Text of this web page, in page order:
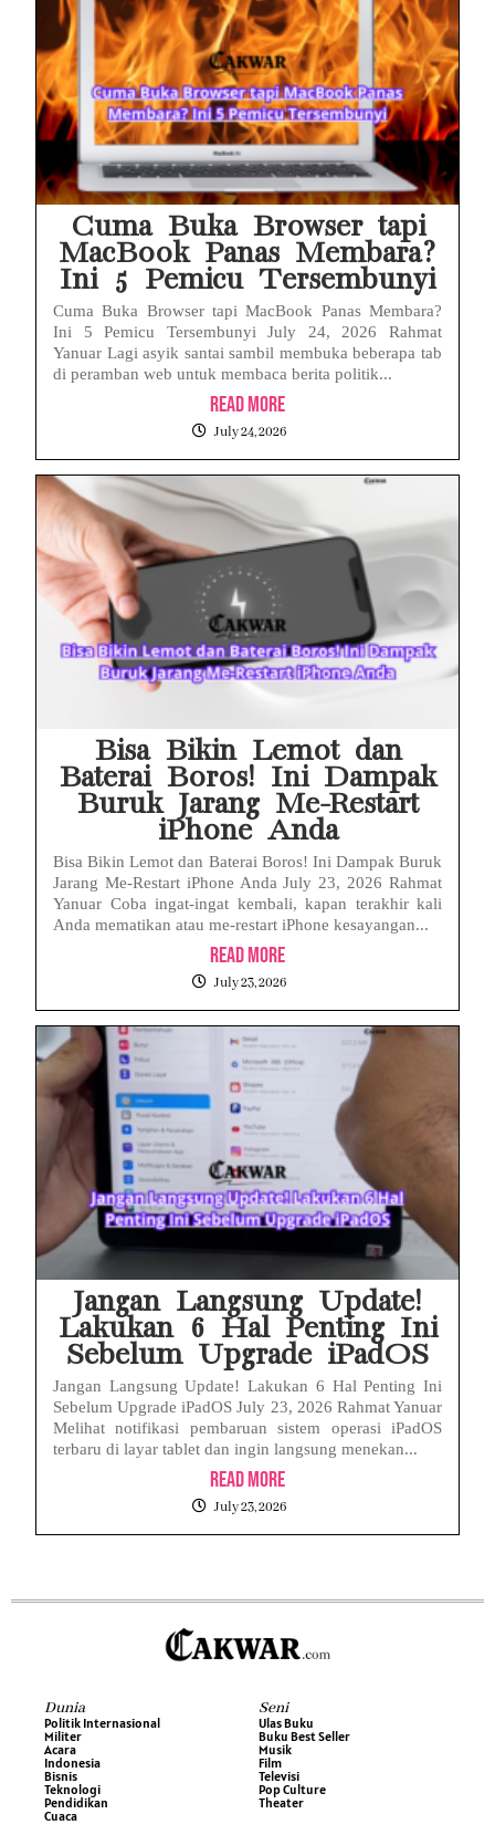
Cuma Buka Browser tapi
MacBook Panas Membara?
Ini 5 Pemicu Tersembunyi
Cuma Buka Browser tapi MacBook Panas Membara?
Ini 5 Pemicu Tersembunyi July 24, 2026 Rahmat
Yanuar Lagi asyik santai sambil membuka beberapa tab
di peramban web untuk membaca berita politik...
Read More
July 24, 2026
Bisa Bikin Lemot dan
Baterai Boros! Ini Dampak
Buruk Jarang Me-Restart
iPhone Anda
Bisa Bikin Lemot dan Baterai Boros! Ini Dampak Buruk
Jarang Me-Restart iPhone Anda July 23, 2026 Rahmat
Yanuar Coba ingat-ingat kembali, kapan terakhir kali
Anda mematikan atau me-restart iPhone kesayangan...
Read More
July 23, 2026
Jangan Langsung Update!
Lakukan 6 Hal Penting Ini
Sebelum Upgrade iPadOS
Jangan Langsung Update! Lakukan 6 Hal Penting Ini
Sebelum Upgrade iPadOS July 23, 2026 Rahmat Yanuar
Melihat notifikasi pembaruan sistem operasi iPadOS
terbaru di layar tablet dan ingin langsung menekan...
Read More
July 23, 2026
Dunia
Politik Internasional
Militer
Acara
Indonesia
Bisnis
Teknologi
Pendidikan
Cuaca
Seni
Ulas Buku
Buku Best Seller
Musik
Film
Televisi
Pop Culture
Theater